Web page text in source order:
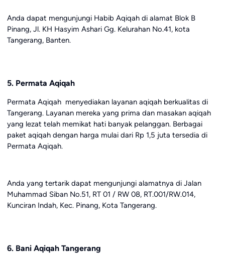
Anda dapat mengunjungi Habib Aqiqah di alamat Blok B
Pinang, Jl. KH Hasyim Ashari Gg. Kelurahan No.41, kota
Tangerang, Banten.
5. Permata Aqiqah
Permata Aqiqah menyediakan layanan aqiqah berkualitas di
Tangerang. Layanan mereka yang prima dan masakan aqiqah
yang lezat telah memikat hati banyak pelanggan. Berbagai
paket aqiqah dengan harga mulai dari Rp 1,5 juta tersedia di
Permata Aqiqah.
Anda yang tertarik dapat mengunjungi alamatnya di Jalan
Muhammad Siban No.51, RT 01 / RW 08, RT.001/RW.014,
Kunciran Indah, Kec. Pinang, Kota Tangerang.
6. Bani Aqiqah Tangerang